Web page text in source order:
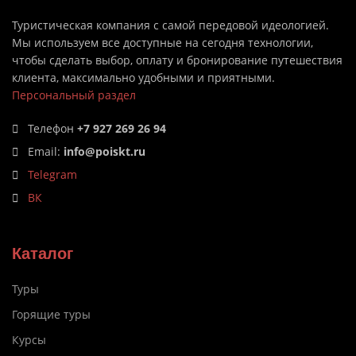
Туристическая компания с самой передовой идеологией.
Мы используем все доступные на сегодня технологии,
чтобы сделать выбор, оплату и бронирование путешествия
клиента, максимально удобными и приятными.
Персональный раздел
Телефон +7 927 269 26 94
Email: info@poiskt.ru
Telegram
ВК
Каталог
Туры
Горящие туры
Курсы